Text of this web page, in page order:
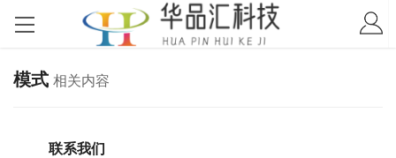
模式 相关内容
联系我们